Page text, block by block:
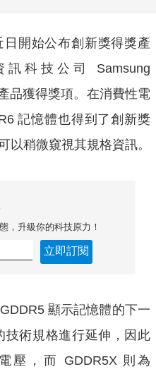
開始公布創新獎得獎產
科技公司 Samsung
品獲得獎項。在消費性電
記憶體也得到了創新獎
以稍微窺視其規格資訊。
，升級你的科技原力！
立即訂閱
顯示記憶體的下一
技術規格進行延伸，因此
壓，而 GDDR5X 則為